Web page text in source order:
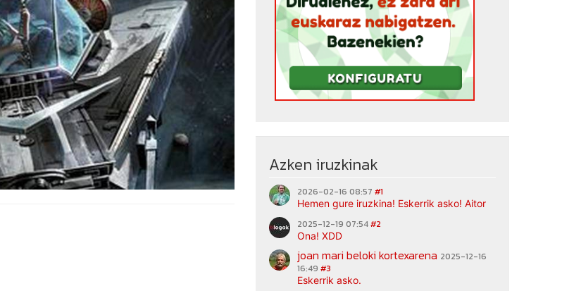
Azken iruzkinak
2026-02-16 08:57 #1
Hemen gure iruzkina! Eskerrik asko! Aitor
2025-12-19 07:54#2
Ona! XDD
joan mari beloki kortexarena 2025-12-16
16:49 #3
Eskerrik asko.